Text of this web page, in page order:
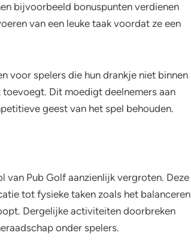
bijvoorbeeld bonuspunten verdienen
van een leuke taak voordat ze een
voor spelers die hun drankje niet binnen
Dit moedigt deelnemers aan
geest van het spel behouden.
Pub Golf aanzienlijk vergroten. Deze
tot fysieke taken zoals het balanceren
Dergelijke activiteiten doorbreken
onder spelers.